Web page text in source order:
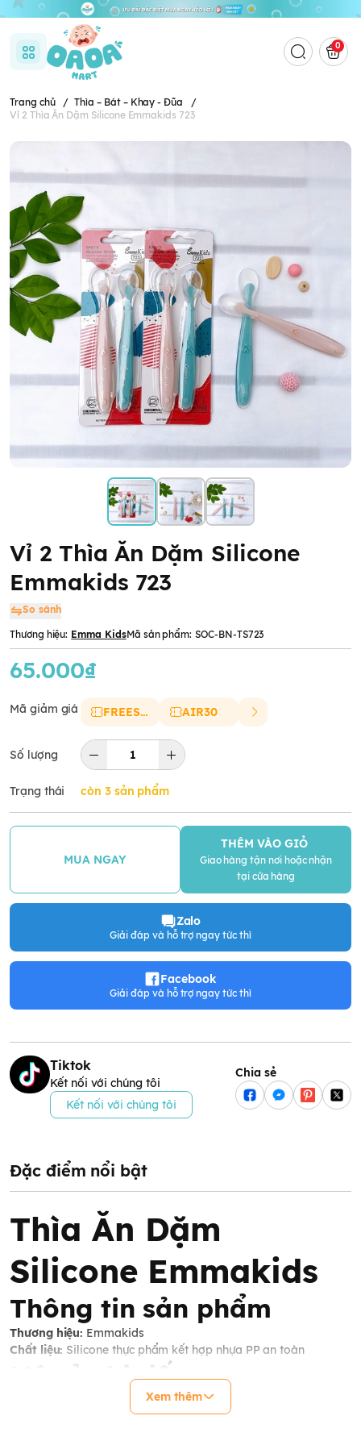
0
Trang chủ / Thìa – Bát – Khay - Đũa
/
Vỉ 2 Thìa Ăn Dặm Silicone Emmakids 723
Vỉ 2 Thìa Ăn Dặm Silicone
Emmakids 723
So sánh
Thương hiệu: Emma KidsMã sản phẩm: SOC-BN-TS723
65.000₫
Mã giảm giá FREESHIP AIR30
Số lượng
Trạng thái còn 3 sản phẩm
MUA NGAY
THÊM VÀO GIỎ
Giao hàng tận nơi hoặc nhận
tại cửa hàng
Zalo
Giải đáp và hỗ trợ ngay tức thì
Facebook
Giải đáp và hỗ trợ ngay tức thì
Tiktok
Kết nối với chúng tôi
Kết nối với chúng tôi
Chia sẻ
Đặc điểm nổi bật
Thìa Ăn Dặm
Silicone Emmakids
Thông tin sản phẩm
Thương hiệu: Emmakids
Chất liệu: Silicone thực phẩm kết hợp nhựa PP an toàn
Mô tả chi tiết
Thìa ăn dặm Emmakids được thiết kế dành riêng cho bé trong
giai đoạn bắt đầu ăn dặm. Chất liệu mềm mại, an toàn cho
Xem thêm